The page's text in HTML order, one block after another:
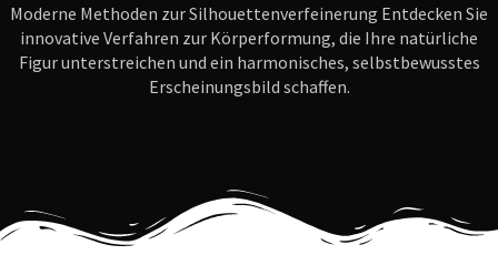
Moderne Methoden zur Silhouettenverfeinerung Entdecken Sie
innovative Verfahren zur Körperformung, die Ihre natürliche
Figur unterstreichen und ein harmonisches, selbstbewusstes
Erscheinungsbild schaffen.